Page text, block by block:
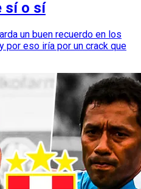
sí o sí
un buen recuerdo en los
por eso iría por un crack que